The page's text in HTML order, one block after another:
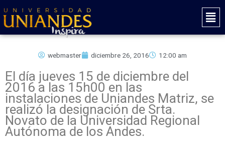
al
contenido
Main
webmaster diciembre 26, 2016 12:00 am
El día jueves 15 de diciembre del
2016 a las 15h00 en las
instalaciones de Uniandes Matriz, se
realizó la designación de Srta.
Novato de la Universidad Regional
Autónoma de los Andes.